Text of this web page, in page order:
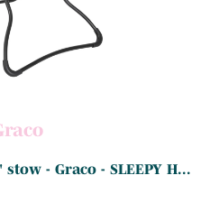
- Graco - SLEEPY H...